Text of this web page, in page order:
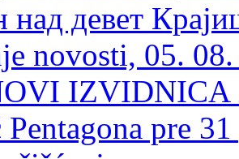
над девет
novosti, 05.
IZVIDNICA
Pentagona pre